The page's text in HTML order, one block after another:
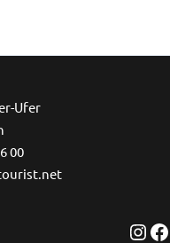
Ufer
00